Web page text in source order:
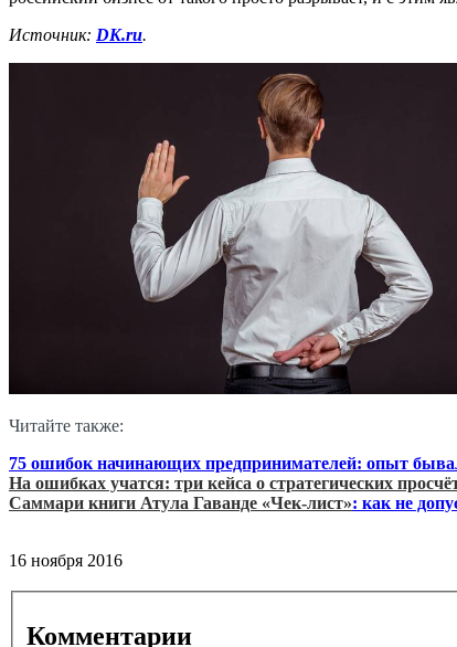
Источник: DK.ru.
Читайте также:
75 ошибок начинающих предпринимателей: опыт
На ошибках учатся: три кейса о стратегических
Саммари книги Атула Гаванде «Чек-лист»: как не
16 ноября 2016
Комментарии